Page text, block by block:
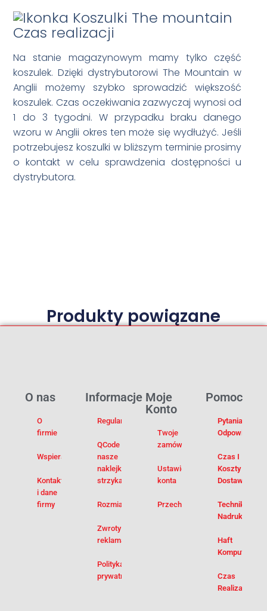
Czas realizacji
Na stanie magazynowym mamy tylko część
koszulek. Dzięki dystrybutorowi The Mountain w
Anglii możemy szybko sprowadzić większość
koszulek. Czas oczekiwania zazwyczaj wynosi od
1 do 3 tygodni. W przypadku braku danego
wzoru w Anglii okres ten może się wydłużyć. Jeśli
potrzebujesz koszulki w bliższym terminie prosimy
o kontakt w celu sprawdzenia dostępności u
dystrybutora.
Produkty powiązane
Pomoc
Pytania I
Odpowiedzi
Czas I
Koszty
Dostawy
Techniki
Nadruku
Haft
Komputerowy
Czas
Realizacji
Moje
Konto
Twoje
zamówienia
Ustawienia
konta
Przechowalnia
Informacje
Regulamin
QCode –
nasze
naklejki na
strzykawki
Rozmiarówka
Zwroty i
reklamacje
Polityka
prywatności
O nas
O
firmie
Wspieramy
Kontakt
i dane
firmy